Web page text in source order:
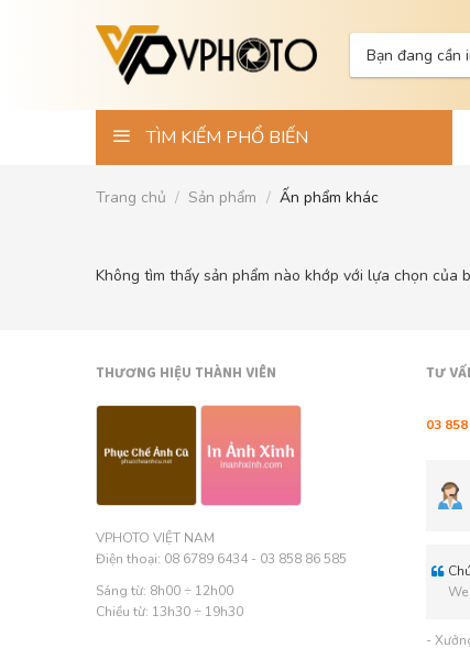
kiếm:
TÌM KIẾM PHỔ BIẾN
Trang chủ / Sản phẩm / Ấn phẩm khác
Không tìm thấy sản phẩm nào khớp với lựa chọn của
THƯƠNG HIỆU THÀNH VIÊN
VPHOTO VIỆT NAM
Điện thoại: 08 6789 6434 - 03 858 86 585
Sáng từ: 8h00 ÷ 12h00
Chiều từ: 13h30 ÷ 19h30
TƯ
03
-